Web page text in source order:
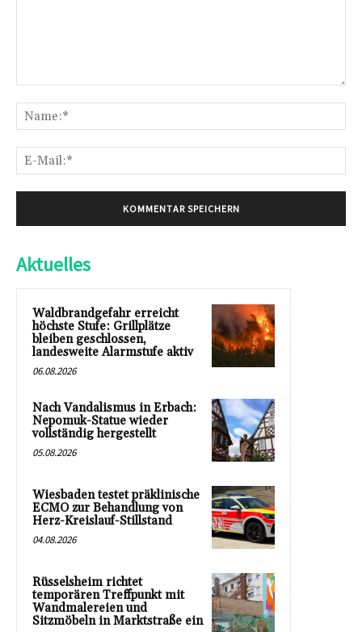
Aktuelles
Waldbrandgefahr erreicht
höchste Stufe: Grillplätze
bleiben geschlossen,
landesweite Alarmstufe aktiv
06.08.2026
Nach Vandalismus in Erbach:
Nepomuk-Statue wieder
vollständig hergestellt
05.08.2026
Wiesbaden testet präklinische
ECMO zur Behandlung von
Herz-Kreislauf-Stillstand
04.08.2026
Rüsselsheim richtet
temporären Treffpunkt mit
Wandmalereien und
Sitzmöbeln in Marktstraße ein